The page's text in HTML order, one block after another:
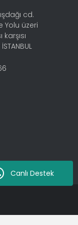
cd.
Yolu üzeri
karşısı
Canlı Destek